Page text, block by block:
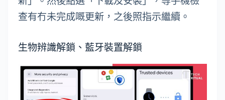
查有冇未完成嘅更新，之後照指示繼續。
生物辨識解鎖、藍牙裝置解鎖